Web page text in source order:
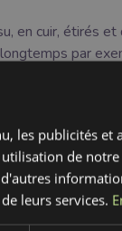
en cuir, étirés
par
à l'eau
les publicités et
de
leurs services.